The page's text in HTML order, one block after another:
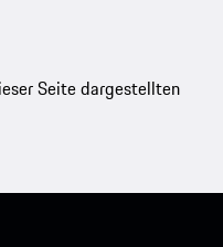
Seite dargestellten